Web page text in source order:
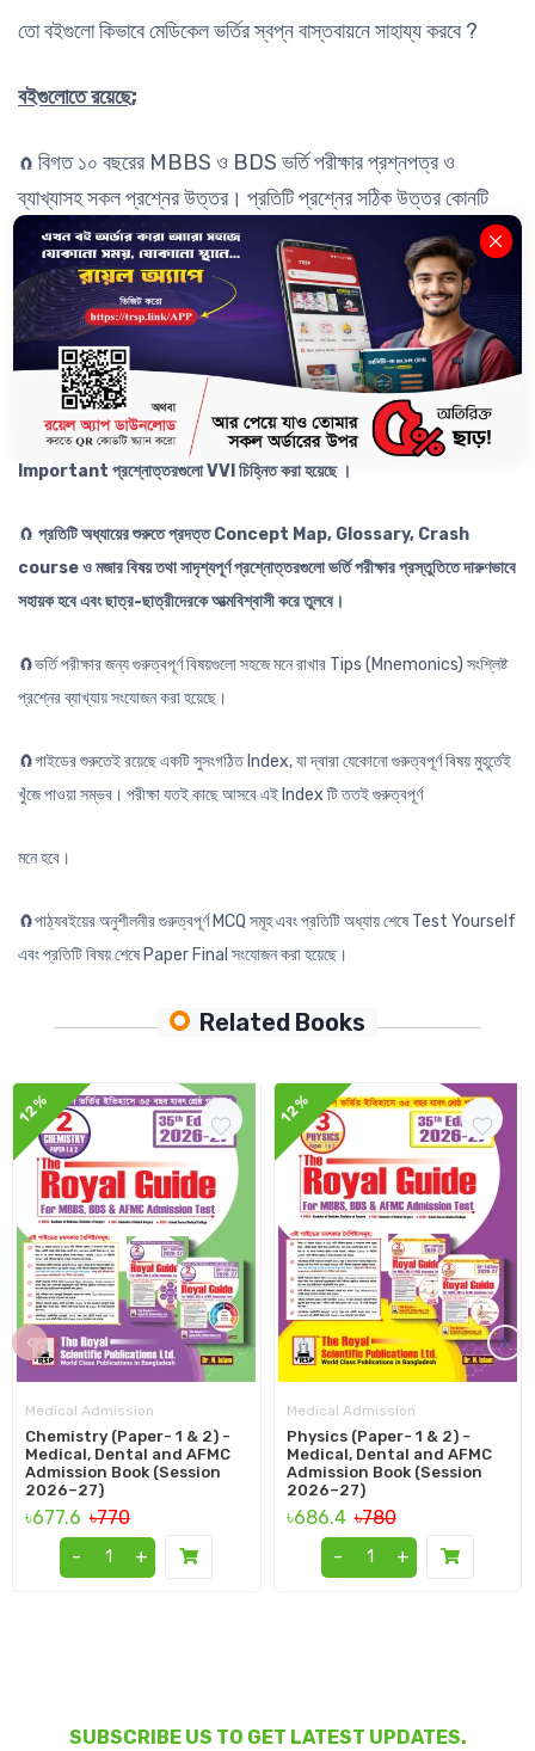
তো বইগুলো কিভাবে মেডিকেল ভর্তির স্বপ্ন বাস্তবায়নে সাহায্য করবে ?
বইগুলোতে রয়েছে;
🧲 বিগত ১০ বছরের MBBS ও BDS ভর্তি পরীক্ষার প্রশ্নপত্র ও
ব্যাখ্যাসহ সকল প্রশ্নের উত্তর। প্রতিটি প্রশ্নের সঠিক উত্তর কোনটি
হবে, কেন হবে; কোনটি উত্তর হবে না, কেন হবে না- তা ব্যাখ্যা সহকারে বুঝিয়ে
দেওয়া হয়েছে। এছাড়াও Latest ৩ বছরের AFMC ভর্তি পরীক্ষার
প্রশ্নপত্র ও উত্তর সংযোজন করা হয়েছে।
🧲পাঠ্যবইয়ের প্রতিটি অধ্যায়ের গুরুত্বপূর্ণ MCQ সমূহ ও উত্তর ব্যাখ্যা সহকারে উল্লেখ করা
হয়েছে; যার মধ্যে বিগত ৩৪ বছরের MBBS ভর্তি পরীক্ষার প্রশ্নোত্তরও অন্তর্ভূক্ত রয়েছে।
কোন সালে কোন প্রশ্ন এসেছে তা সাল সহ উল্লেখ করা হয়েছে। আসন্ন ভর্তি পরীক্ষার জন্য
Important প্রশ্নোত্তরগুলো VVI চিহ্নিত করা হয়েছে ।
🧲 প্রতিটি অধ্যায়ের শুরুতে প্রদত্ত Concept Map, Glossary, Crash
course ও মজার বিষয় তথা সাদৃশ্যপূর্ণ প্রশ্নোত্তরগুলো ভর্তি পরীক্ষার প্রস্তুতিতে দারুণভাবে
সহায়ক হবে এবং ছাত্র-ছাত্রীদেরকে আত্মবিশ্বাসী করে তুলবে।
🧲ভর্তি পরীক্ষার জন্য গুরুত্বপূর্ণ বিষয়গুলো সহজে মনে রাখার Tips (Mnemonics) সংশ্লিষ্ট
প্রশ্নের ব্যাখ্যায় সংযোজন করা হয়েছে।
🧲গাইডের শুরুতেই রয়েছে একটি সুসংগঠিত Index, যা দ্বারা যেকোনো গুরুত্বপূর্ণ বিষয় মুহূর্তেই
খুঁজে পাওয়া সম্ভব। পরীক্ষা যতই কাছে আসবে এই Index টি ততই গুরুত্বপূর্ণ
মনে হবে।
🧲পাঠ্যবইয়ের অনুশীলনীর গুরুত্বপূর্ণ MCQ সমূহ এবং প্রতিটি অধ্যায় শেষে Test Yourself
এবং প্রতিটি বিষয় শেষে Paper Final সংযোজন করা হয়েছে।
Related Books
12%
Medical Admission
Chemistry (Paper- 1 & 2) -
Medical, Dental and AFMC
Admission Book (Session
2026–27)
৳677.6 ৳770
-
+
12%
Medical Admission
Physics (Paper- 1 & 2) -
Medical, Dental and AFMC
Admission Book (Session
2026–27)
৳686.4 ৳780
-
+
‹ ›
SUBSCRIBE US TO GET LATEST UPDATES.